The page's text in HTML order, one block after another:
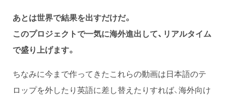
あとは世界で結果を出すだけだ。
このプロジェクトで一気に海外進出して、リアルタイム
で盛り上げます。
ちなみに今まで作ってきたこれらの動画は日本語のテ
ロップを外したり英語に差し替えたりすれば、海外向け